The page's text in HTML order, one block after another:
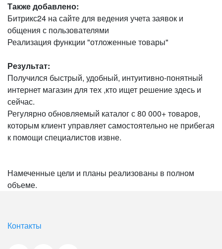
Также добавлено:
Битрикс24 на сайте для ведения учета заявок и
общения с пользователями
Реализация функции "отложенные товары"
Результат:
Получился быстрый, удобный, интуитивно-понятный
интернет магазин для тех ,кто ищет решение здесь и
сейчас.
Регулярно обновляемый каталог с 80 000+ товаров,
которым клиент управляет самостоятельно не прибегая
к помощи специалистов извне.
Намеченные цели и планы реализованы в полном
объеме.
Контакты